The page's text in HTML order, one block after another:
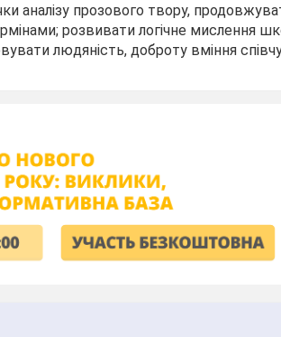
аналізу прозового твору,
розвивати логічне мислення
людяність, доброту вміння